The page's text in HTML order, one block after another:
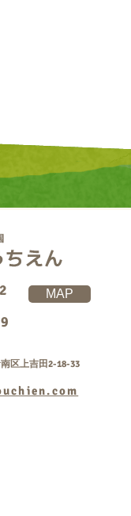
MAP
区上吉田2-18-33